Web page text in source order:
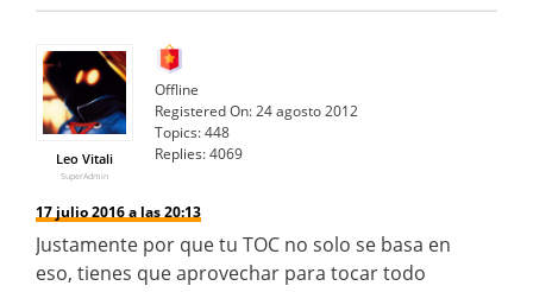
Leo Vitali
SuperAdmin
Offline
Registered On:24 agosto 2012
Topics:448
Replies:4069
17 julio 2016 a las 20:13
Justamente por que tu TOC no solo se basa en
eso, tienes que aprovechar para tocar todo